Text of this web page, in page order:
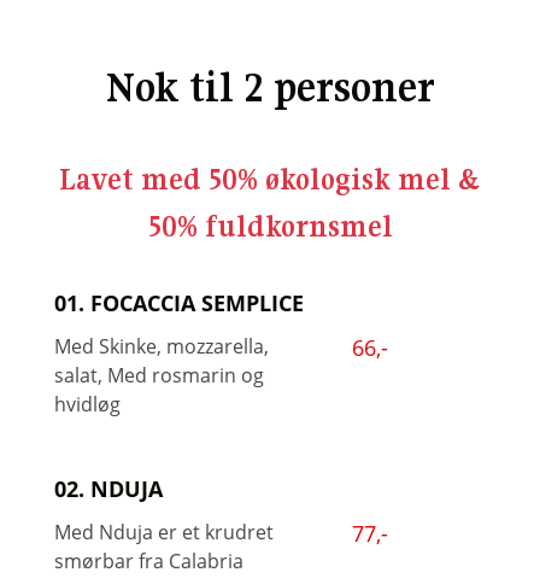
Nok til 2 personer
Lavet med 50% økologisk mel &
50% fuldkornsmel
01. FOCACCIA SEMPLICE
Med Skinke, mozzarella,
salat, Med rosmarin og
hvidløg
66,-
02. NDUJA
Med Nduja er et krudret
smørbar fra Calabria
77,-